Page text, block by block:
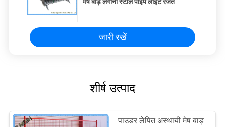
जारी रखें
शीर्ष उत्पाद
पाउडर लेपित अस्थायी मेष बाड़